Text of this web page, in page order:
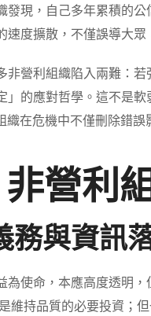
發現，自己多年累積的
速度擴散，不僅誤導大
非營利組織陷入兩難：
的應對哲學。這不是軟
織在危機中不僅刪除錯
營利
務與資訊
為使命，本應高度透明
維持品質的必要投資；